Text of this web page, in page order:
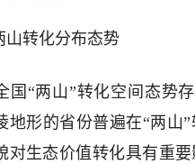
山转化分布态势
国“两山”转化空间态势
地形的省份普遍在“两山
对生态价值转化具有重